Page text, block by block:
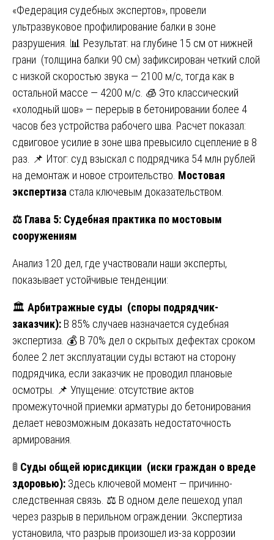
«Федерация судебных экспертов», провели
ультразвуковое профилирование балки в зоне
разрушения. 📊 Результат: на глубине 15 см от нижней
грани (толщина балки 90 см) зафиксирован четкий слой
с низкой скоростью звука — 2100 м/с, тогда как в
остальной массе — 4200 м/с. 🧊 Это классический
«холодный шов» — перерыв в бетонировании более 4
часов без устройства рабочего шва. Расчет показал:
сдвиговое усилие в зоне шва превысило сцепление в 8
раз. 📌 Итог: суд взыскал с подрядчика 54 млн рублей
на демонтаж и новое строительство. Мостовая
экспертиза стала ключевым доказательством.
⚖️ Глава 5: Судебная практика по мостовым
сооружениям
Анализ 120 дел, где участвовали наши эксперты,
показывает устойчивые тенденции:
🏛️ Арбитражные суды (споры подрядчик-
заказчик): В 85% случаев назначается судебная
экспертиза. 💰 В 70% дел о скрытых дефектах сроком
более 2 лет эксплуатации суды встают на сторону
подрядчика, если заказчик не проводил плановые
осмотры. 📌 Упущение: отсутствие актов
промежуточной приемки арматуры до бетонирования
делает невозможным доказать недостаточность
армирования.
🚦 Суды общей юрисдикции (иски граждан о вреде
здоровью): Здесь ключевой момент — причинно-
следственная связь. ⚖️ В одном деле пешеход упал
через разрыв в перильном ограждении. Экспертиза
установила, что разрыв произошел из-за коррозии